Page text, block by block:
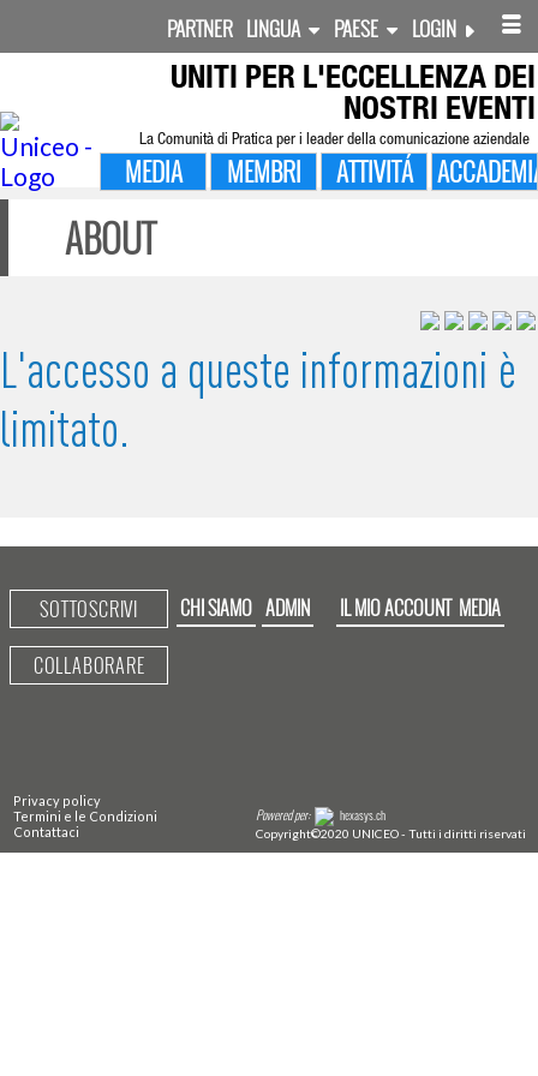
PARTNER LINGUA PAESE LOGIN
UNITI PER L'ECCELLENZA DEI
NOSTRI EVENTI
La Comunità di Pratica per i leader della comunicazione aziendale
MEDIA MEMBRI ATTIVITÁ
ABOUT
L'accesso a queste informazioni è
limitato.
SOTTOSCRIVI
COLLABORARE
CHI SIAMO ADMIN IL MIO ACCOUNT MEDIA
Privacy policy
Termini e le Condizioni
Contattaci
Powered per: hexasys.ch
Copyright©2020 UNICEO - Tutti i diritti riservati